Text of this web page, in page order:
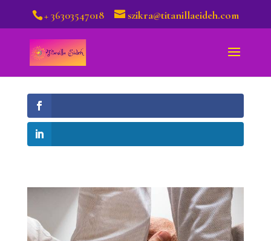
+ 36303547018 szikra@titanillaeideh.com